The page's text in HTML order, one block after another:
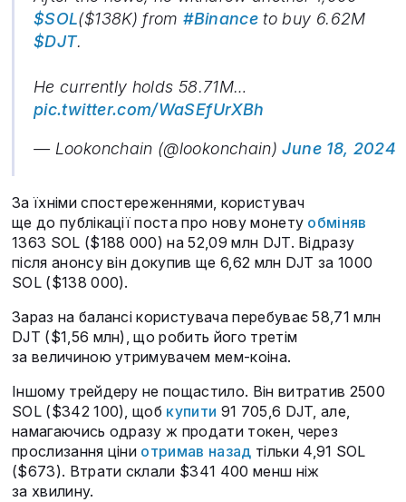
$SOL($138K) from#Binance to buy 6.62M
$DJT.
He currently holds 58.71M…
pic.twitter.com/WaSEfUrXBh
— Lookonchain (@lookonchain)June 18, 2024
За їхніми спостереженнями, користувач
ще до публікації поста про нову монету обміняв
1363 SOL ($188 000) на 52,09 млн DJT. Відразу
після анонсу він докупив ще 6,62 млн DJT за 1000
SOL ($138 000).
Зараз на балансі користувача перебуває 58,71 млн
DJT ($1,56 млн), що робить його третім
за величиною утримувачем мем-коіна.
Іншому трейдеру не пощастило. Він витратив 2500
SOL ($342 100), щоб купити 91 705,6 DJT, але,
намагаючись одразу ж продати токен, через
прослизання ціни отримав назад тільки 4,91 SOL
($673). Втрати склали $341 400 менш ніж
за хвилину.